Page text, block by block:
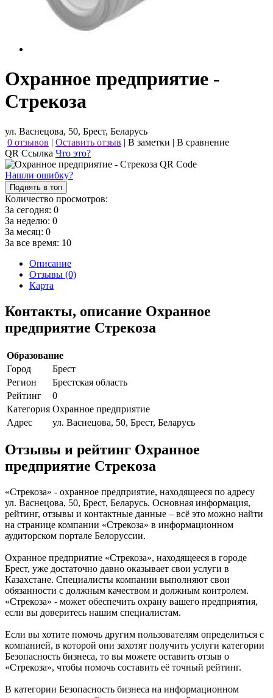
Охранное предприятие -
Стрекоза
ул. Васнецова, 50, Брест, Беларусь
0 отзывов | Оставить отзыв | В заметки | В сравнение
QR Ссылка Что это?
Нашли ошибку?
Поднять в топ
Количество просмотров:
За сегодня: 0
За неделю: 0
За месяц: 0
За все время: 10
Описание
Отзывы (0)
Карта
Контакты, описание Охранное
предприятие Стрекоза
Образование
Город
Брест
Регион
Брестская область
Рейтинг
0
Категория Охранное предприятие
Адрес
ул. Васнецова, 50, Брест, Беларусь
Отзывы и рейтинг Охранное
предприятие Стрекоза
«Стрекоза» - охранное предприятие, находящееся по адресу
ул. Васнецова, 50, Брест, Беларусь. Основная информация,
рейтинг, отзывы и контактные данные – всё это можно найти
на странице компании «Стрекоза» в информационном
аудиторском портале Белоруссии.
Охранное предприятие «Стрекоза», находящееся в городе
Брест, уже достаточно давно оказывает свои услуги в
Казахстане. Специалисты компании выполняют свои
обязанности с должным качеством и должным контролем.
«Стрекоза» - может обеспечить охрану вашего предприятия,
если вы доверитесь нашим специалистам.
Если вы хотите помочь другим пользователям определиться с
компанией, в которой они захотят получить услуги категории
Безопасность бизнеса, то вы можете оставить отзыв о
«Стрекоза», чтобы помочь составить её точный рейтинг.
В категории Безопасность бизнеса на информационном